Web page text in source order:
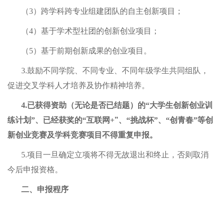
（3）跨学科跨专业组建团队的自主创新项目；
（4）基于学术型社团的创新创业项目；
（5）基于前期创新成果的创业项目。
3.鼓励不同学院、不同专业、不同年级学生共同组队，
促进交叉学科人才培养及协作精神培养。
4.已获得资助（无论是否已结题）的“大学生创新创业训
练计划”、已经获奖的“互联网+”、“挑战杯”、“创青春”等创
新创业竞赛及学科竞赛项目不得重复申报。
5.项目一旦确定立项将不得无故退出和终止，否则取消
今后申报资格。
二、申报程序